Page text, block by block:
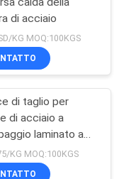
di acciaio
KG MOQ:100KGS
di taglio per
di acciaio a
laminato a
KG MOQ:100KGS